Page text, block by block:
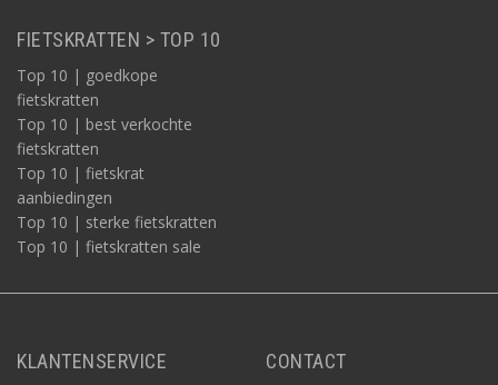
FIETSKRATTEN > TOP 10
Top 10 | goedkope
fietskratten
Top 10 | best verkochte
fietskratten
Top 10 | fietskrat
aanbiedingen
Top 10 | sterke fietskratten
Top 10 | fietskratten sale
KLANTENSERVICE CONTACT